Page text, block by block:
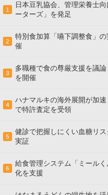
1
日本豆乳協会、管理栄養士
ーターズ」を発足
2
特別食加算「嚥下調整食」
催
3
多職種で食の尊厳支援を議
を開催
4
ハナマルキの海外展開が加
で特許査定を受領
5
健診で把握しにくい血糖リ
実証
6
給食管理システム「ミール
化を支援